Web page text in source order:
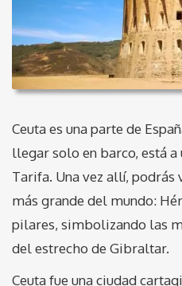
Ceuta es una parte de
llegar solo en barco, está
Tarifa. Una vez allí, podrás
más grande del mundo:
pilares, simbolizando las
del estrecho de Gibraltar.
Ceuta fue una ciudad